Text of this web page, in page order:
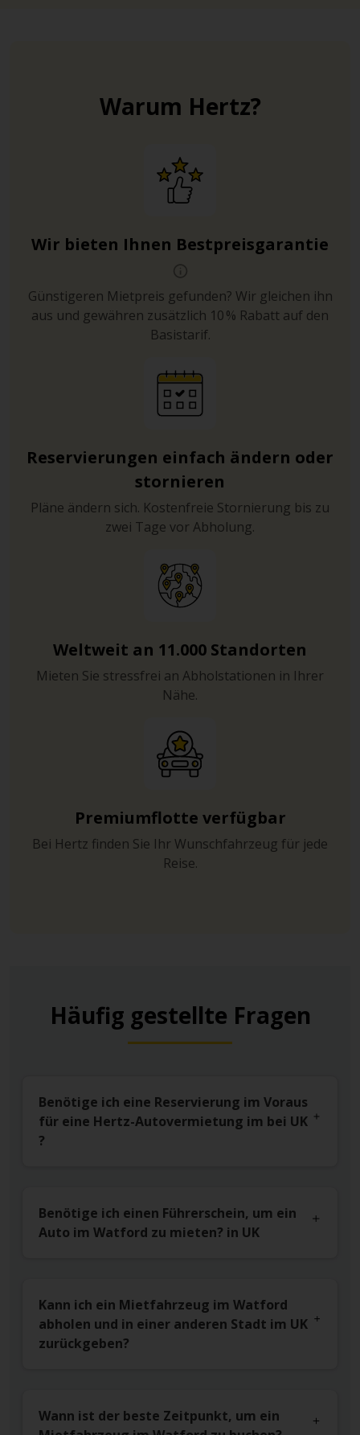
Warum Hertz?
Wir bieten Ihnen Bestpreisgarantie
Günstigeren Mietpreis gefunden? Wir gleichen ihn
aus und gewähren zusätzlich 10 % Rabatt auf den
Basistarif.
Reservierungen einfach ändern oder
stornieren
Pläne ändern sich. Kostenfreie Stornierung bis zu
zwei Tage vor Abholung.
Weltweit an 11.000 Standorten
Mieten Sie stressfrei an Abholstationen in Ihrer
Nähe.
Premiumflotte verfügbar
Bei Hertz finden Sie Ihr Wunschfahrzeug für jede
Reise.
Häufig gestellte Fragen
Benötige ich eine Reservierung im Voraus
für eine Hertz-Autovermietung im bei UK
?
Benötige ich einen Führerschein, um ein
Auto im Watford zu mieten? in UK
Kann ich ein Mietfahrzeug im Watford
abholen und in einer anderen Stadt im UK
zurückgeben?
Wann ist der beste Zeitpunkt, um ein